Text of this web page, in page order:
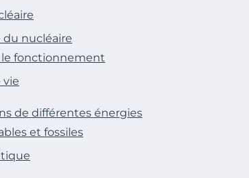
du nucléaire
fonctionnement
vie
de différentes énergies
et fossiles